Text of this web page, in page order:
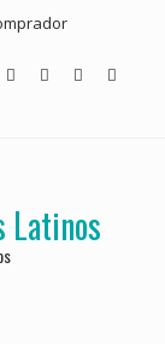
Latinos